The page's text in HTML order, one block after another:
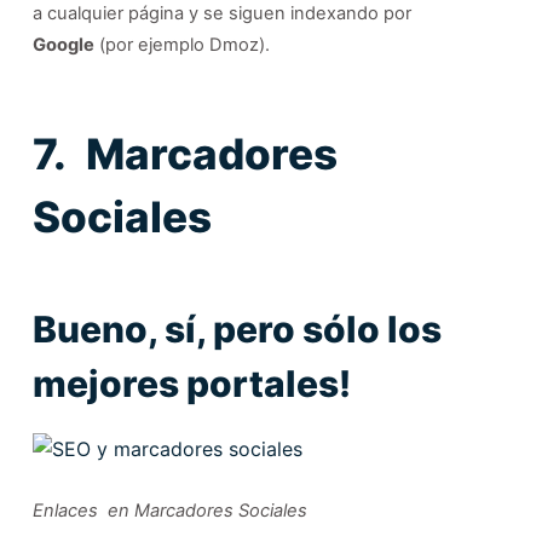
a cualquier página y se siguen indexando por
Google (por ejemplo Dmoz).
7. Marcadores
Sociales
Bueno, sí, pero sólo los
mejores portales!
Enlaces en Marcadores Sociales